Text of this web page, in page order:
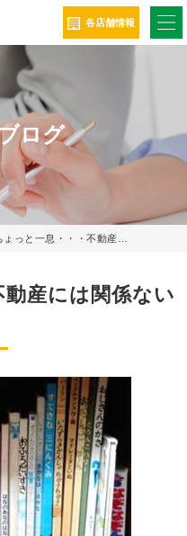
各店舗情報
ログ
ょっと一息・・・不動産…
産には関係ない